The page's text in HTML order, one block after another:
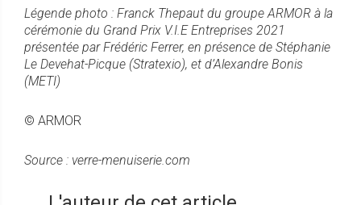
Légende photo : Franck Thepaut du groupe ARMOR à la
cérémonie du Grand Prix V.I.E Entreprises 2021
présentée par Frédéric Ferrer, en présence de Stéphanie
Le Devehat-Picque (Stratexio), et d’Alexandre Bonis
(METI)
© ARMOR
Source : verre-menuiserie.com